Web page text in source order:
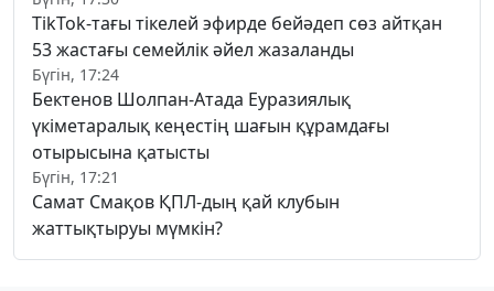
TikTok-тағы тікелей эфирде бейәдеп сөз айтқан
53 жастағы семейлік әйел жазаланды
Бүгін, 17:24
Бектенов Шолпан-Атада Еуразиялық
үкіметаралық кеңестің шағын құрамдағы
отырысына қатысты
Бүгін, 17:21
Самат Смақов ҚПЛ-дың қай клубын
жаттықтыруы мүмкін?